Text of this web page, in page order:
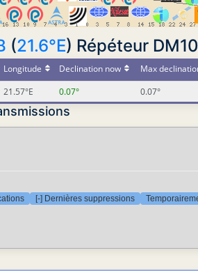
(21.6°E) Répéteur DM10
Longitude Declination now Max
21.57°E 0.07° 0.07°
[-] Dernières suppressions